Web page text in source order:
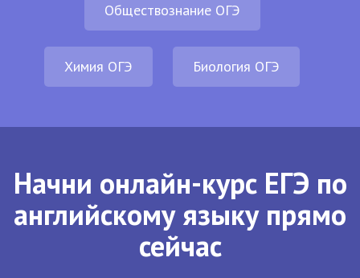
Обществознание ОГЭ
Химия ОГЭ Биология ОГЭ
Начни онлайн-курс ЕГЭ по
английскому языку прямо
сейчас